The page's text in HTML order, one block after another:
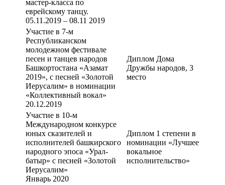
мастер-класса по
еврейскому танцу.
05.11.2019 – 08.11 2019
Участие в 7-м
Республиканском
молодежном фестивале
песен и танцев народов
Башкортостана «Азамат
2019», с песней «Золотой
Иерусалим» в номинации
«Коллективный вокал»
20.12.2019
Диплом Дома
Дружбы народов, 3
место
Участие в 10-м
Международном конкурсе
юных сказителей и
исполнителей башкирского
народного эпоса «Урал-
батыр» с песней «Золотой
Иерусалим»
Январь 2020
Диплом 1 степени в
номинации «Лучшее
вокальное
исполнительство»